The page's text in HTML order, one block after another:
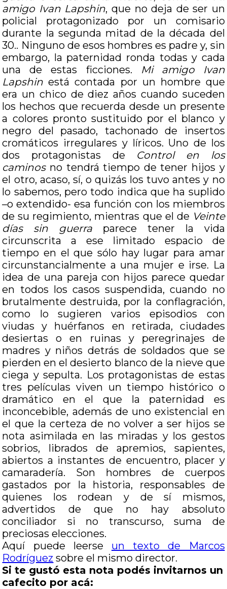
amigo Ivan Lapshin, que no deja de ser un
policial protagonizado por un comisario
durante la segunda mitad de la década del
30.. Ninguno de esos hombres es padre y, sin
embargo, la paternidad ronda todas y cada
una de estas ficciones.
Mi amigo Ivan
Lapshin está contada por un hombre que
era un chico de diez años cuando suceden
los hechos que recuerda desde un presente
a colores pronto sustituido por el blanco y
negro del pasado, tachonado de insertos
cromáticos irregulares y líricos. Uno de los
dos protagonistas de Control en los
caminosno tendrá tiempo de tener hijos y
el otro, acaso, sí, o quizás los tuvo antes y no
lo sabemos, pero todo indica que ha suplido
–o extendido- esa función con los miembros
de su regimiento, mientras que el de Veinte
días sin guerra parece tener la vida
circunscrita a ese limitado espacio de
tiempo en el que sólo hay lugar para amar
circunstancialmente a una mujer e irse. La
idea de una pareja con hijos parece quedar
en todos los casos suspendida, cuando no
brutalmente destruida, por la conflagración,
como lo sugieren varios episodios con
viudas y huérfanos en retirada, ciudades
desiertas o en ruinas y peregrinajes de
madres y niños detrás de soldados que se
pierden en el desierto blanco de la nieve que
ciega y sepulta. Los protagonistas de estas
tres películas viven un tiempo histórico o
dramático en el que la paternidad es
inconcebible, además de uno existencial en
el que la certeza de no volver a ser hijos se
nota asimilada en las miradas y los gestos
sobrios, librados de apremios, sapientes,
abiertos a instantes de encuentro, placer y
camaradería. Son hombres de cuerpos
gastados por la historia, responsables de
quienes los rodean y de sí mismos,
advertidos de que no hay absoluto
conciliador si no transcurso, suma de
preciosas elecciones.
Aquí puede leerse un texto de Marcos
Rodríguez sobre el mismo director.
Si te gustó esta nota podés invitarnos un
cafecito por acá: